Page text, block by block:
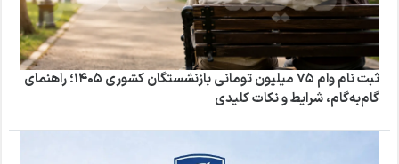
ثبت نام وام ۷۵ میلیون تومانی بازنشستگان کشوری ۱۴۰۵؛ راهنمای
گام‌به‌گام، شرایط و نکات کلیدی